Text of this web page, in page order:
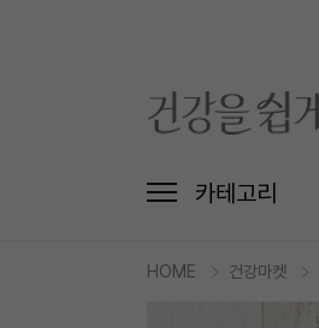
카테고리
HOME 건강마켓